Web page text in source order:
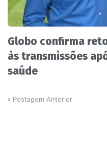
Globo confirma
às transmissões
saúde
Postagem Anterior